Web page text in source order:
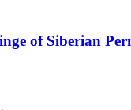
of Siberian